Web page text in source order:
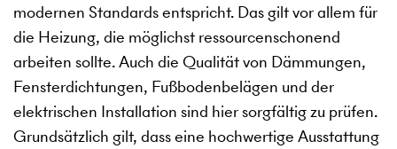
modernen Standards entspricht. Das gilt vor allem für
die Heizung, die möglichst ressourcenschonend
arbeiten sollte. Auch die Qualität von Dämmungen,
Fensterdichtungen, Fußbodenbelägen und der
elektrischen Installation sind hier sorgfältig zu prüfen.
Grundsätzlich gilt, dass eine hochwertige Ausstattung